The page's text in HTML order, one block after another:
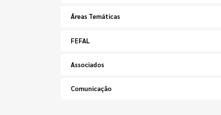
Áreas Temáticas
FEFAL
Associados
Comunicação